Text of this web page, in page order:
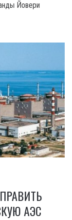
Йовери
АЭС